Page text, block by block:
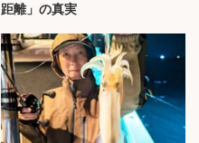
距離」の真実